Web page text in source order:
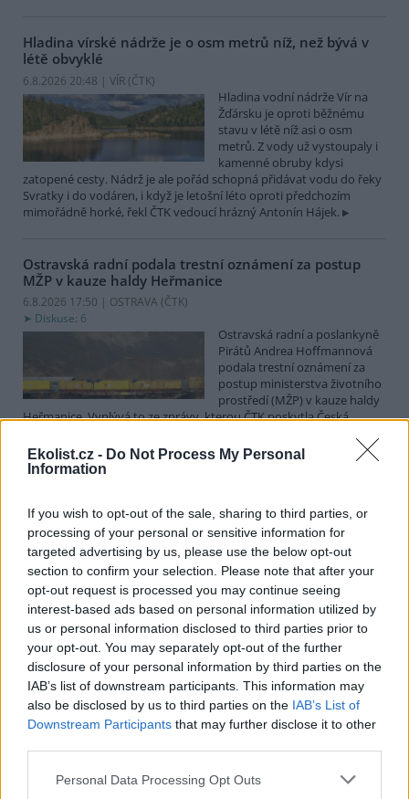
Ekolist.cz - Do Not Process My Personal
Information
If you wish to opt-out of the sale, sharing to third parties, or
processing of your personal or sensitive information for
targeted advertising by us, please use the below opt-out
section to confirm your selection. Please note that after your
opt-out request is processed you may continue seeing
interest-based ads based on personal information utilized by
us or personal information disclosed to third parties prior to
your opt-out. You may separately opt-out of the further
disclosure of your personal information by third parties on the
IAB’s list of downstream participants. This information may
also be disclosed by us to third parties on the IAB’s List of
Downstream Participants that may further disclose it to other
Personal Data Processing Opt Outs
Hladina vírské nádrže je o osm metrů níž, než bývá v
létě obvyklé
6.8.2026 20:48 | VÍR (ČTK)
Hladina vodní nádrže Vír na
Žďársku je oproti běžnému
stavu v létě níž asi o osm
metrů. Z vody už vystoupaly i
kamenné obruby kdysi
zatopené cesty. Nádrž je ale pořád schopná přidávat vodu do řeky
Svratky i do vodáren, i když je letošní léto oproti předchozím
mimořádně horké, řekl ČTK vedoucí hrázný Antonín Hájek.
Ostravská radní podala trestní oznámení za postup
MŽP v kauze haldy Heřmanice
6.8.2026 17:50 | OSTRAVA (ČTK)
Diskuse: 6
Ostravská radní a poslankyně
Pirátů Andrea Hoffmannová
podala trestní oznámení za
postup ministerstva životního
prostředí (MŽP) v kauze haldy
Heřmanice. Vyplývá to ze zprávy, kterou ČTK poskytla Česká
případu České inspekci životního prostředí (ČIŽP) a zastavení řízení.
Hoffmannová ČTK sdělila, že trestní oznámení podala proti dosud
zjištěna prověřováním. Stanovisko MŽP a ČIŽP ČTK shání.
Ředitelé odborů i mluvčí se z ČIŽP rozhodli odejít z
vlastní vůle, řekl Straka
6.8.2026 15:22 (ČTK)
Ředitel odboru vnitřních
služeb Matěj Mrlina, vedoucí
služebního úřadu Oldřich
Jarolím a tisková mluvčí Miriam
Loužecká končí na České
inspekci životního prostředí (ČIŽP) z vlastní iniciativy. Na dotaz ČTK
to napsal nový ředitel inspekce Pavel Straka (za Motoristy). O jejich
plánovaných odchodechinformovalyv pondělí Seznam Zprávy.